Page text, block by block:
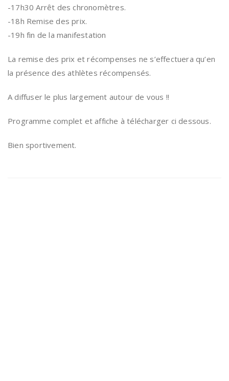
-17h30 Arrêt des chronomètres.
-18h Remise des prix.
-19h fin de la manifestation
La remise des prix et récompenses ne s’effectuera qu’en
la présence des athlètes récompensés.
A diffuser le plus largement autour de vous !!
Programme complet et affiche à télécharger ci dessous.
Bien sportivement.